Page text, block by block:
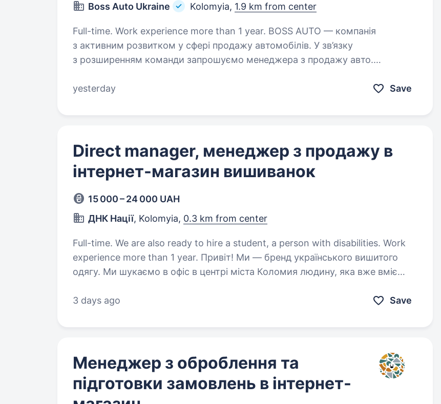
Boss Auto Ukraine Kolomyia, 1.9 km from center
Full-time. Work experience more than 1 year. BOSS AUTO — компанія
з активним розвитком у сфері продажу автомобілів. У зв’язку
з розширенням команди запрошуємо менеджера з продажу авто.
yesterday
Save
Direct manager, менеджер з продажу в
інтернет-магазин вишиванок
15 000 – 24 000 UAH
ДНК Нації, Kolomyia, 0.3 km from center
Full-time. We are also ready to hire a student, a person with disabilities. Work
experience more than 1 year. Привіт! Ми — бренд українського вишитого
одягу. Ми шукаємо в офіс в центрі міста Коломия людину, яка вже вміє
заробляти й розвиватись. А ми цьому…
3 days ago Save
Менеджер з оброблення та
підготовки замовлень в інтернет-